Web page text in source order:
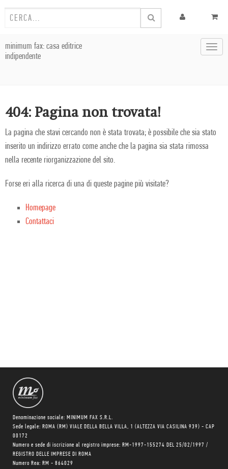
minimum fax: casa editrice
indipendente
404: Pagina non trovata!
La pagina che stavi cercando non è stata trovata; è possibile che sia stato
inserito un indirizzo errato come anche che la pagina sia stata rimossa
nella recente riorganizzazione del sito.
Forse eri alla ricerca di una di queste pagine più visitate?
Homepage
Contattaci
Denominazione sociale: MINIMUM FAX S.R.L.
Sede legale: ROMA (RM) VIALE DELLA BELLA VILLA, 1 (ALTEZZA VIA CASILINA 939) - CAP
00172
Numero e sede di iscrizione al registro imprese: RM-1997-155274 DEL 25/02/1997 /
REGISTRO DELLE IMPRESE DI ROMA
Numero Rea: RM - 864029